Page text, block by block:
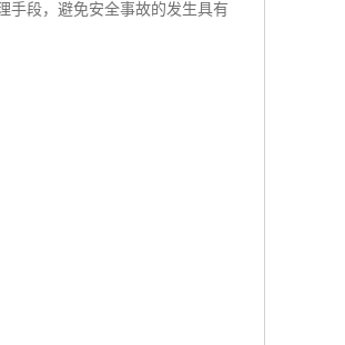
手段，避免安全事故的发生具有